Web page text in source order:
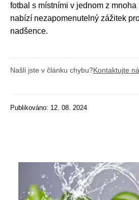
fotbal s místními v jednom z
nabízí nezapomenutelný zážitek
nadšence.
Našli jste v článku chybu?Kontaktujte
Publikováno: 12. 08. 2024